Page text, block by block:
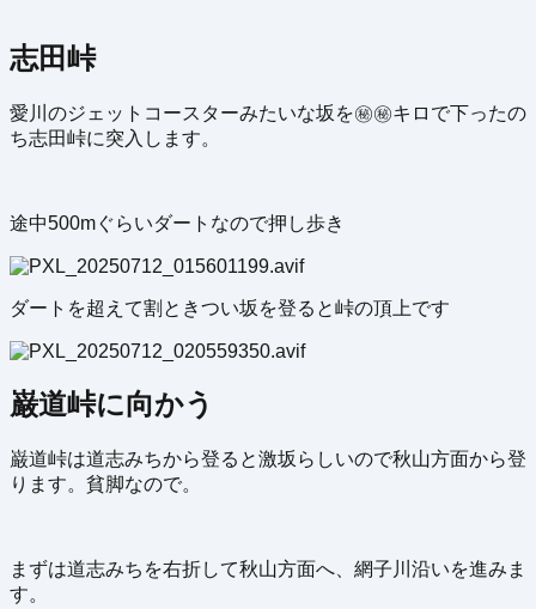
志田峠
愛川のジェットコースターみたいな坂を㊙️㊙️キロで下ったの
ち志田峠に突入します。
途中500mぐらいダートなので押し歩き
ダートを超えて割ときつい坂を登ると峠の頂上です
巌道峠に向かう
巌道峠は道志みちから登ると激坂らしいので秋山方面から登
ります。貧脚なので。
まずは道志みちを右折して秋山方面へ、網子川沿いを進みま
す。